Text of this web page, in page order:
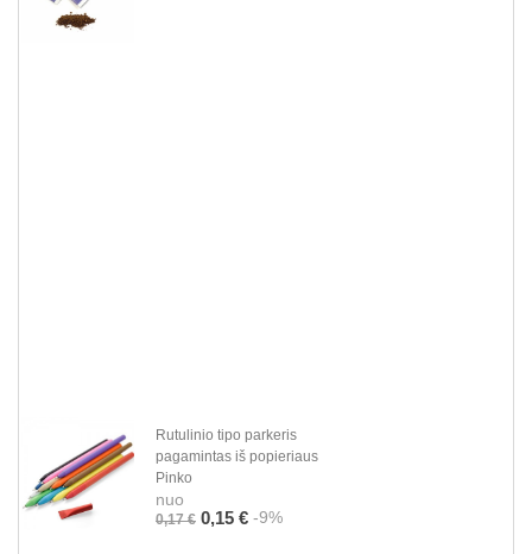
Rutulinio tipo parkeris
pagamintas iš popieriaus
Pinko
nuo
0,17 € 0,15 € -9%